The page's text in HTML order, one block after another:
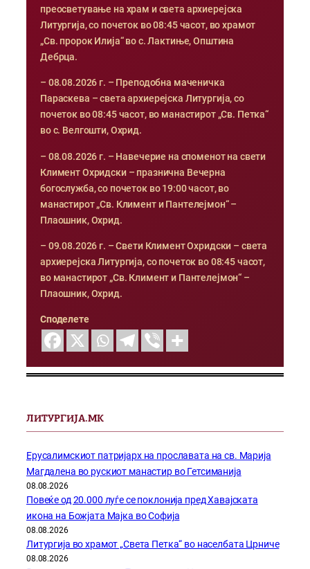
преосветување на храм и света архиерејска
Литургија, со почеток во 08:45 часот, во храмот
„Св. пророк Илија“ во с. Лактиње, Општина
Дебрца.
– 08.08.2026 г. – Преподобна маченичка
Параскева – света архиерејска Литургија, со
почеток во 08:45 часот, во манастирот „Св. Петка“
во с. Велгошти, Охрид.
– 08.08.2026 г. – Навечерие на споменот на свети
Климент Охридски – празнична Вечерна
богослужба, со почеток во 19:00 часот, во
манастирот „Св. Климент и Пантелејмон“ –
Плаошник, Охрид.
– 09.08.2026 г. – Свети Климент Охридски – света
архиерејска Литургија, со почеток во 08:45 часот,
во манастирот „Св. Климент и Пантелејмон“ –
Плаошник, Охрид.
Споделете
ЛИТУРГИЈА.МК
Ерусалимскиот патријарх на прославата на св. Марија
Магдалена во рускиот манастир во Гетсиманија
08.08.2026
Повеќе од 20.000 луѓе се поклонија пред Хавајската
икона на Божјата Мајка во Софија
08.08.2026
Литургија во храмот „Света Петка“ во населбата Црниче
08.08.2026